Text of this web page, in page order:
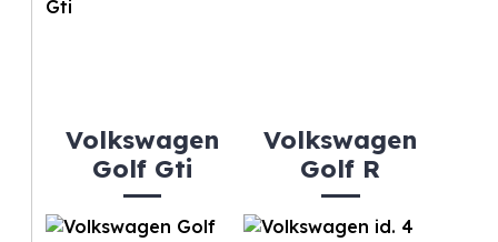
Volkswagen
Golf Gti
Volkswagen
Golf R